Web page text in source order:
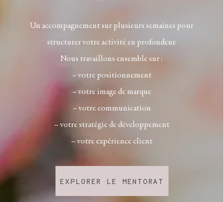
Un accompagnement sur plusieurs semaines pour
structurer votre activité en profondeur.
Nous travaillons ensemble sur :
– votre positionnement
– votre image de marque
– votre communication
– votre stratégie de développement
– votre expérience client
EXPLORER LE MENTORAT